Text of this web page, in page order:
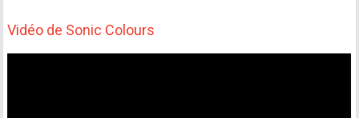
Vidéo de Sonic Colours